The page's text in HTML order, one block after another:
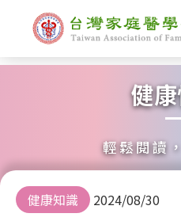
健
輕鬆閱讀
健康知識 2024/08/30